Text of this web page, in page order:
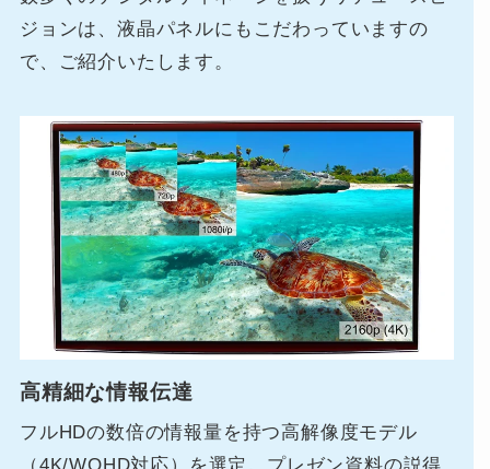
ジョンは、液晶パネルにもこだわっていますの
で、ご紹介いたします。
高精細な情報伝達
フルHDの数倍の情報量を持つ高解像度モデル